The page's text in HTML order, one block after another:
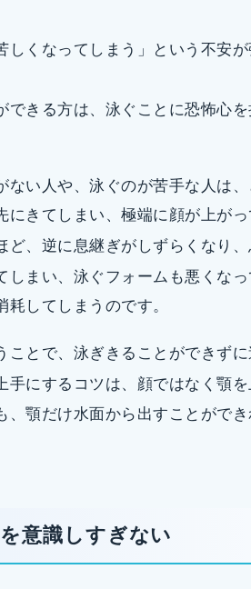
しくなってしまう」という不安
できる方は、泳ぐことに恐怖心
ない人や、泳ぐのが苦手な人は
にきてしまい、極端に顔が上がっ
ど、逆に息継ぎがしずらくなり
しまい、泳ぐフォームも悪くな
してしまうのです。
ことで、泳ぎきることができず
手にするコツは、顔ではなく顎を
、顎だけ水面から出すことがで
意識しすぎない